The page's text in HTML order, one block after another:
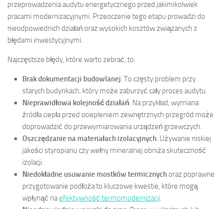
przeprowadzenia audytu energetycznego przed jakimikolwiek
pracami modernizacyjnymi. Przeoczenie tego etapu prowadzi do
nieodpowiednich działań oraz wysokich kosztów związanych z
błędami inwestycyjnymi.
Najczęstsze błędy, które warto zebrać, to:
Brak dokumentacji budowlanej . To częsty problem przy
starych budynkach, który może zaburzyć cały proces audytu.
Nieprawidłowa kolejność działań . Na przykład, wymiana
źródła ciepła przed ociepleniem zewnętrznych przegród może
doprowadzić do przewymiarowania urządzeń grzewczych.
Oszczędzanie na materiałach izolacyjnych . Używanie niskiej
jakości styropianu czy wełny mineralnej obniża skuteczność
izolacji.
Niedokładne usuwanie mostków termicznychoraz poprawne
przygotowanie podłoża to kluczowe kwestie, które mogą
wpłynąć naefektywność termomodernizacji